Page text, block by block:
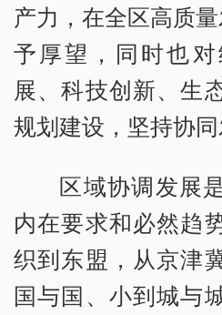
产力，在全区高质
予厚望，同时也
展、科技创新、生
规划建设，坚持协同
区域协调发展
内在要求和必然趋
织到东盟，从京津
国与国、小到城与